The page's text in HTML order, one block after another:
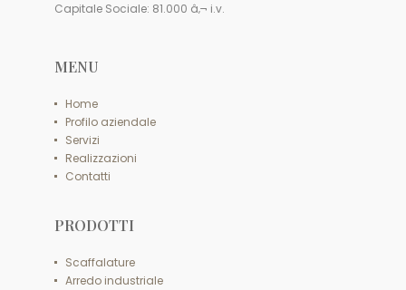
Capitale Sociale: 81.000 â‚¬ i.v.
MENU
Home
Profilo aziendale
Servizi
Realizzazioni
Contatti
PRODOTTI
Scaffalature
Arredo industriale